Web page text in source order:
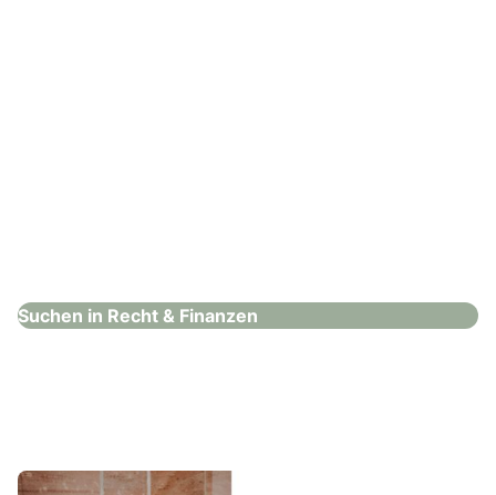
Suchen in Recht & Finanzen